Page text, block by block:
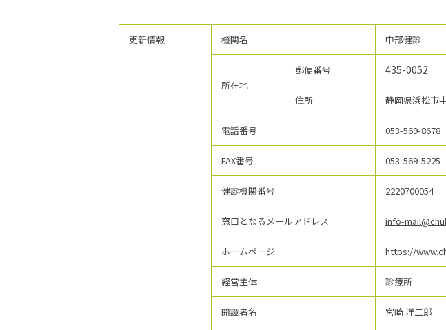
更新情報 機関名 中部健診
所在地
郵便番号 435-0052
住所 静岡県浜松市
電話番号 053-569-8678
FAX番号 053-569-5225
健診機関番号 2220700054
窓口となるメールアドレス info-
ホームページ https://
経営主体 診療所
開設者名 宮崎 洋二郎